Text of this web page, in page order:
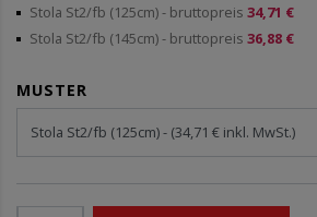
Stola St2/fb (125cm)- bruttopreis 34,71 €
Stola St2/fb (145cm)- bruttopreis 36,88 €
MUSTER